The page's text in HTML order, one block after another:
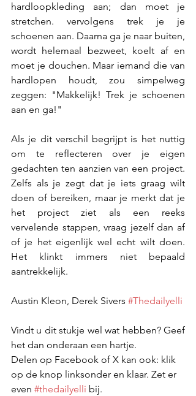
hardloopkleding aan; dan moet je
stretchen. vervolgens trek je je
schoenen aan. Daarna ga je naar buiten,
wordt helemaal bezweet, koelt af en
moet je douchen. Maar iemand die van
hardlopen houdt, zou simpelweg
zeggen: "Makkelijk! Trek je schoenen
aan en ga!"
Als je dit verschil begrijpt is het nuttig
om te reflecteren over je eigen
gedachten ten aanzien van een project.
Zelfs als je zegt dat je iets graag wilt
doen of bereiken, maar je merkt dat je
het project ziet als een reeks
vervelende stappen, vraag jezelf dan af
of je het eigenlijk wel echt wilt doen.
Het klinkt immers niet bepaald
aantrekkelijk.
Austin Kleon, Derek Sivers #Thedailyelli
Vindt u dit stukje wel wat hebben? Geef
het dan onderaan een hartje.
Delen op Facebook of X kan ook: klik
op de knop linksonder en klaar. Zet er
even #thedailyelli bij.